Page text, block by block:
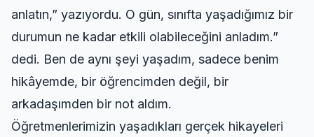
anlatın,” yazıyordu. O gün, sınıfta yaşadığımız bir
durumun ne kadar etkili olabileceğini anladım.”
dedi. Ben de aynı şeyi yaşadım, sadece benim
hikâyemde, bir öğrencimden değil, bir
arkadaşımden bir not aldım.
Öğretmenlerimizin yaşadıkları gerçek hikayeleri